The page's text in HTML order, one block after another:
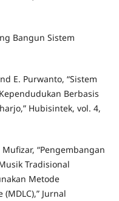
Bangun Sistem
E. Purwanto, “Sistem
Berbasis
Hubisintek, vol. 4,
“Pengembangan
Tradisional
Metode
Jurnal